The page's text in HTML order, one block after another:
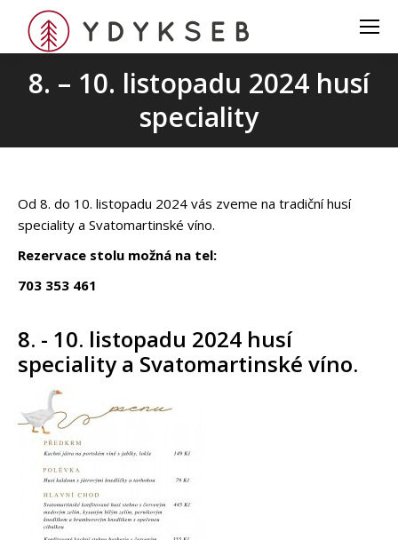
8. – 10. listopadu 2024 husí
speciality
Od 8. do 10. listopadu 2024 vás zveme na tradiční husí
speciality a Svatomartinské víno.
Rezervace stolu možná na tel:
703 353 461
8. - 10. listopadu 2024 husí
speciality a Svatomartinské víno.